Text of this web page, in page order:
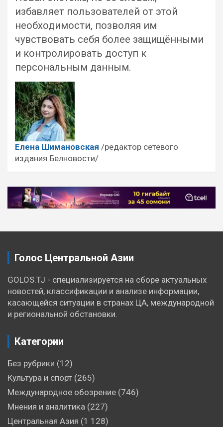
избавляет пользователей от этой
необходимости, позволяя им
чувствовать себя более защищёнными
и контролировать доступ к
персональным данным.
Елена Шимановская /редактор сетевого
издания Белновости/
Навигация
по
Голос Центральной Азии
GOLOS.TJ - специализируется на сборе актуальных
новостей, классификации и анализе информации,
касающейся ситуации в странах ЦА, международной
и региональной обстановки.
Категории
Без рубрики (12)
Культура и спорт (265)
Международное обозрение (746)
Мнения и аналитика (227)
Центральная Азия (1 128)